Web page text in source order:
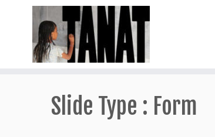
Slide Type : Form